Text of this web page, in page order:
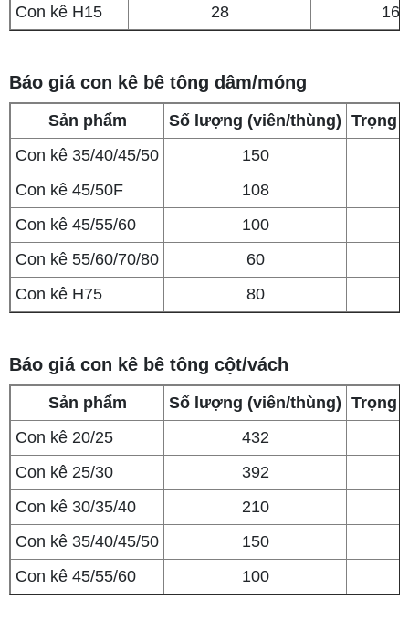
Con kê H15
28 16
Báo giá con kê bê tông dâm/móng
Sản phẩm Số lượng (viên/thùng) Trọng
Con kê 35/40/45/50
150
Con kê 45/50F
108
Con kê 45/55/60
100
Con kê 55/60/70/80
60
Con kê H75
80
Báo giá con kê bê tông cột/vách
Sản phẩm Số lượng (viên/thùng) Trọng
Con kê 20/25
432
Con kê 25/30
392
Con kê 30/35/40
210
Con kê 35/40/45/50
150
Con kê 45/55/60
100